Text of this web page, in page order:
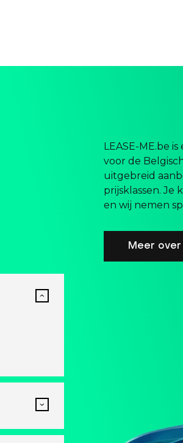
LEASE-ME.be
voor de
uitgebreid
prijsklassen. Je
en wij nemen
Meer over